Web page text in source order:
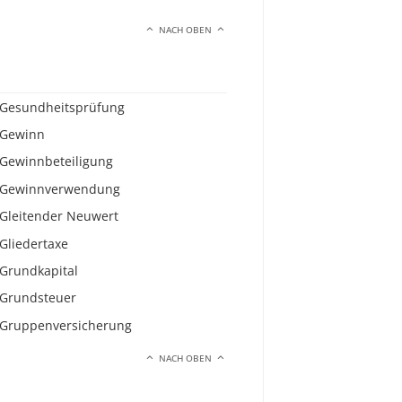
NACH OBEN
Gesundheitsprüfung
Gewinn
Gewinnbeteiligung
Gewinnverwendung
Gleitender Neuwert
Gliedertaxe
Grundkapital
Grundsteuer
Gruppenversicherung
NACH OBEN